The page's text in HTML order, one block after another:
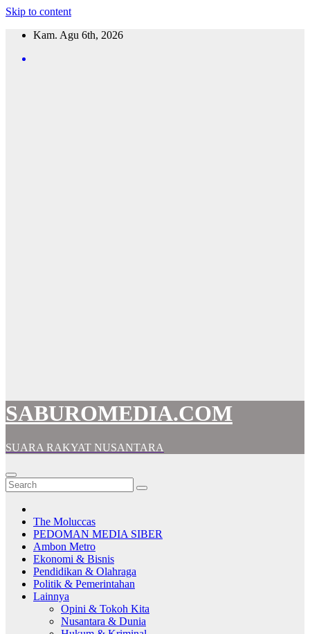
Skip to content
Kam. Agu 6th, 2026
SABUROMEDIA.COM
SUARA RAKYAT NUSANTARA
The Moluccas
PEDOMAN MEDIA SIBER
Ambon Metro
Ekonomi & Bisnis
Pendidikan & Olahraga
Politik & Pemerintahan
Lainnya
Opini & Tokoh Kita
Nusantara & Dunia